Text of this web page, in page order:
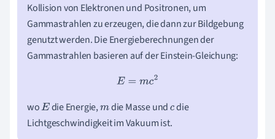
Kollision von Elektronen und Positronen, um
Gammastrahlen zu erzeugen, die dann zur Bildgebung
genutzt werden. Die Energieberechnungen der
Gammastrahlen basieren auf der Einstein-Gleichung:
E=mc2
woE die Energie,m die Masse undcdie
Lichtgeschwindigkeit im Vakuum ist.